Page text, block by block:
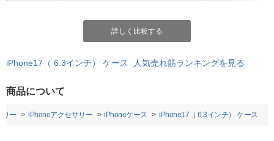
詳しく比較する
iPhone17（ 6.3インチ） ケース 人気売れ筋ランキングを見る
商品について
リー iPhoneアクセサリー iPhoneケース iPhone17（ 6.3インチ） ケース